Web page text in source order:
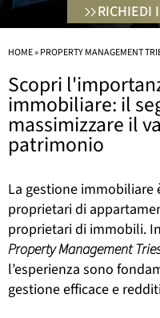
RICHIEDI
HOME»PROPERTY MANAGEMENT
Scopri
immobiliare: il
massimizzare il
patrimonio
La gestione immobiliare
proprietari di
proprietari di immobili.
Property Management
l’esperienza sono
gestione efficace e